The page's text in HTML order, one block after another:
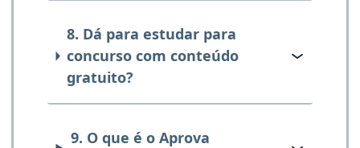
8. Dá para estudar para
concurso com conteúdo
gratuito?
9. O que é o Aprova